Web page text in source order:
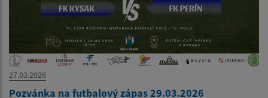
27.03.2026
Pozvánka na futbalový zápas 29.03.2026